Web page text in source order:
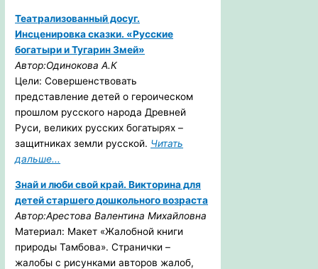
Театрализованный досуг.
Инсценировка сказки. «Русские
богатыри и Тугарин Змей»
Автор:Одинокова А.К
Цели: Совершенствовать
представление детей о героическом
прошлом русского народа Древней
Руси, великих русских богатырях –
защитниках земли русской. Читать
дальше...
Знай и люби свой край. Викторина для
детей старшего дошкольного возраста
Автор:Арестова Валентина Михайловна
Материал: Макет «Жалобной книги
природы Тамбова». Странички –
жалобы с рисунками авторов жалоб,